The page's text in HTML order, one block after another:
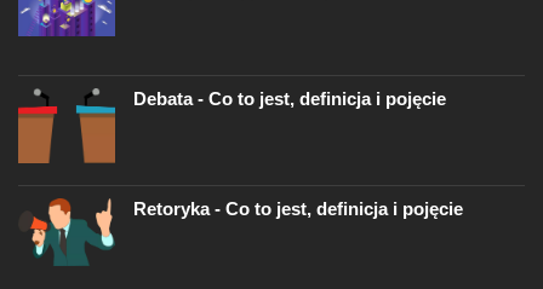
Debata - Co to jest, definicja i pojęcie
Retoryka - Co to jest, definicja i pojęcie